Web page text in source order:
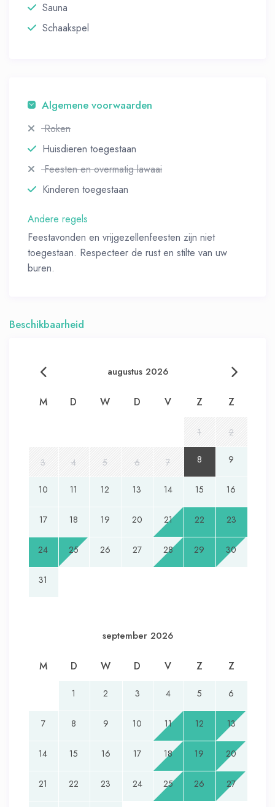
Sauna
Schaakspel
Algemene voorwaarden
Roken
Huisdieren toegestaan
Feesten en overmatig lawaai
Kinderen toegestaan
Andere regels
Feestavonden en vrijgezellenfeesten zijn niet
toegestaan. Respecteer de rust en stilte van uw
buren.
Beschikbaarheid
augustus 2026
M D W D V Z Z
1 2
3 4 5 6 7 8 9
10 11 12 13 14 15 16
17 18 19 20 21 22 23
24 25 26 27 28 29 30
31
september 2026
M D W D V Z Z
1 2 3 4 5 6
7 8 9 10 11 12 13
14 15 16 17 18 19 20
21 22 23 24 25 26 27